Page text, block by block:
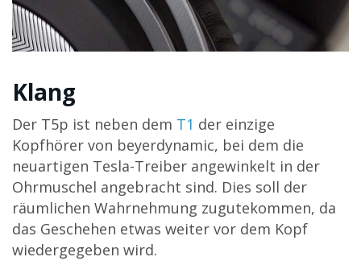
Klang
Der T5p ist neben dem T1 der einzige
Kopfhörer von beyerdynamic, bei dem die
neuartigen Tesla-Treiber angewinkelt in der
Ohrmuschel angebracht sind. Dies soll der
räumlichen Wahrnehmung zugutekommen, da
das Geschehen etwas weiter vor dem Kopf
wiedergegeben wird.